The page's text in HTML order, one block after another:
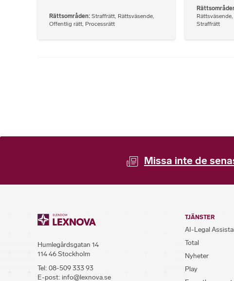
Rättsområden Straffrätt Rättsväsende
Offentlig rätt Processrätt
Rättsväsende,
Straffrätt
Missa inte de
Humlegårdsgatan 14
114 46 Stockholm
Tel: 08-509 333 93
E-post: info@lexnova.se
TJÄNSTER
AI-Legal
Total
Nyheter
Play